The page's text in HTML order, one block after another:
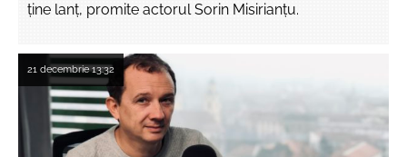
ține lanț, promite actorul Sorin Misirianțu.
21 decembrie13:32